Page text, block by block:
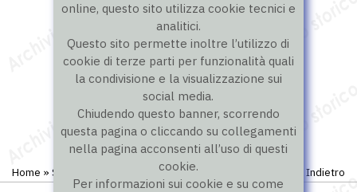
online, questo sito utilizza cookie tecnici e
analitici.
Questo sito permette inoltre l’utilizzo di
cookie di terze parti per funzionalità quali
la condivisione e la visualizzazione sui
social media.
Chiudendo questo banner, scorrendo
questa pagina o cliccando su collegamenti
nella pagina acconsenti all’uso di questi
cookie.
Per informazioni sui cookie e su come
Home » Storico »Consiglieri Indietro